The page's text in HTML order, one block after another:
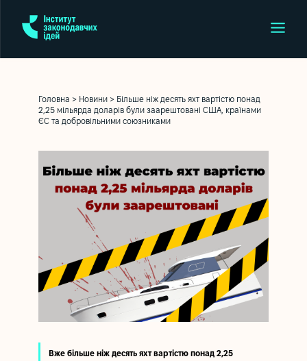
Головна > Новини > Більше ніж десять яхт вартістю понад
2,25 мільярда доларів були заарештовані США, країнами
ЄС та добровільними союзниками
Вже більше ніж десять яхт вартістю понад 2,25